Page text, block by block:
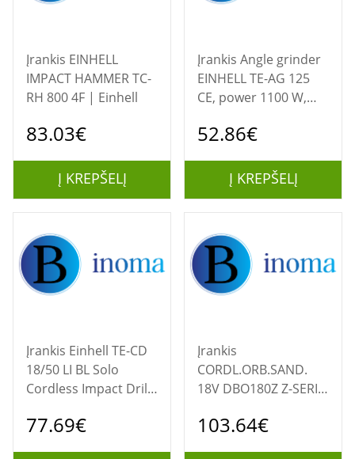
Įrankis EINHELL
IMPACT HAMMER TC-
RH 800 4F | Einhell
83.03€
Į KREPŠELĮ
Įrankis Angle grinder
EINHELL TE-AG 125
CE, power 1100 W,
adjustable speed. |
52.86€
Į KREPŠELĮ
Įrankis Einhell TE-CD
18/50 LI BL Solo
Cordless Impact Drill,
77.69€
Įrankis
CORDL.ORB.SAND.
18V DBO180Z Z-SERIE
103.64€